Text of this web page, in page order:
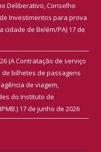
Deliberativo, Conselho
Investimentos para prova
cidade de Belém/PA) 17 de
(A Contratação de serviço
bilhetes de passagens
de viagem,
do Instituto de
17 de junho de 2026